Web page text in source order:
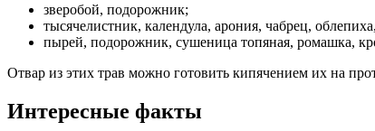
зверобой, подорожник;
тысячелистник, календула, арония, чабрец,
пырей, подорожник, сушеница топяная, ромашка,
Отвар из этих трав можно готовить кипячением их на
Интересные факты